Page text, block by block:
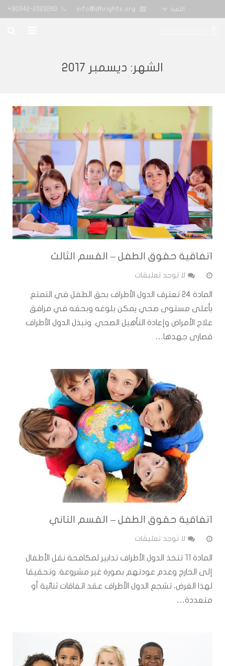
اللغة info@ldhrights.org
90342-2323260+
الدورات التدريبية
تواصل معنا
الشهر: ديسمبر 2017
اتفاقية حقوق الطفل – القسم الثالث
لا توجد تعليقات
المادة 24 تعترف الدول الأطراف بحق الطفل في التمتع
بأعلى مستوى صحي يمكن بلوغه وبحقه في مرافق
علاج الأمراض وإعادة التأهيل الصحي. وتبذل الدول الأطراف
قصارى جهدها…
اتفاقية حقوق الطفل – القسم التاني
لا توجد تعليقات
المادة 11 تتخذ الدول الأطراف تدابير لمكافحة نقل الأطفال
إلى الخارج وعدم عودتهم بصورة غير مشروعة. وتحقيقا
لهذا الغرض، تشجع الدول الأطراف عقد اتفاقات ثنائية أو
متعددة…